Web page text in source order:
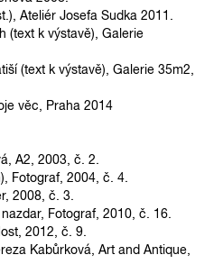
Ateliér Josefa Sudka 2011.
(text k výstavě), Galerie
(text k výstavě), Galerie 35m2,
věc, Praha 2014
A2, 2003, č. 2.
Fotograf, 2004, č. 4.
2008, č. 3.
Fotograf, 2010, č. 16.
2012, č. 9.
Kabůrková, Art and Antique,